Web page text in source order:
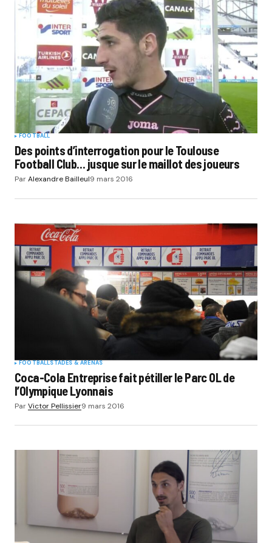
FOOTBALL
Des points d’interrogation pour le Toulouse
Football Club… jusque sur le maillot des joueurs
ParAlexandre Bailleul9 mars 2016
FOOTBALLSTADES & ARENAS
Coca-Cola Entreprise fait pétiller le Parc OL de
l’Olympique Lyonnais
ParVictor Pellissier9 mars 2016